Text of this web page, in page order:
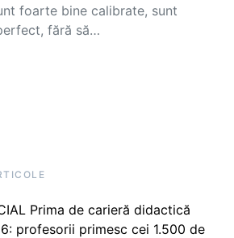
foarte bine calibrate, sunt
fără să…
Prima de carieră didactică
profesorii primesc cei 1.500 de